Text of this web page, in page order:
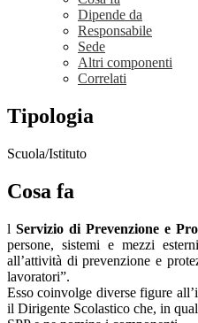
Dipende da
Responsabile
Sede
Altri componenti
Correlati
Tipologia
Scuola/Istituto
Cosa fa
l Servizio di Prevenzione e
persone, sistemi e mezzi
all’attività di prevenzione e
lavoratori”.
Esso coinvolge diverse figure
il Dirigente Scolastico che, in